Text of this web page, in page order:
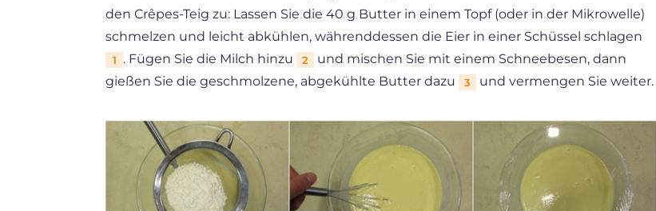
den Crêpes-Teig zu: Lassen Sie die 40 g Butter in einem Topf (oder in der Mikrowelle)
schmelzen und leicht abkühlen, währenddessen die Eier in einer Schüssel schlagen
1 . Fügen Sie die Milch hinzu 2
und mischen Sie mit einem Schneebesen, dann
gießen Sie die geschmolzene, abgekühlte Butter dazu
3 und vermengen Sie weiter.